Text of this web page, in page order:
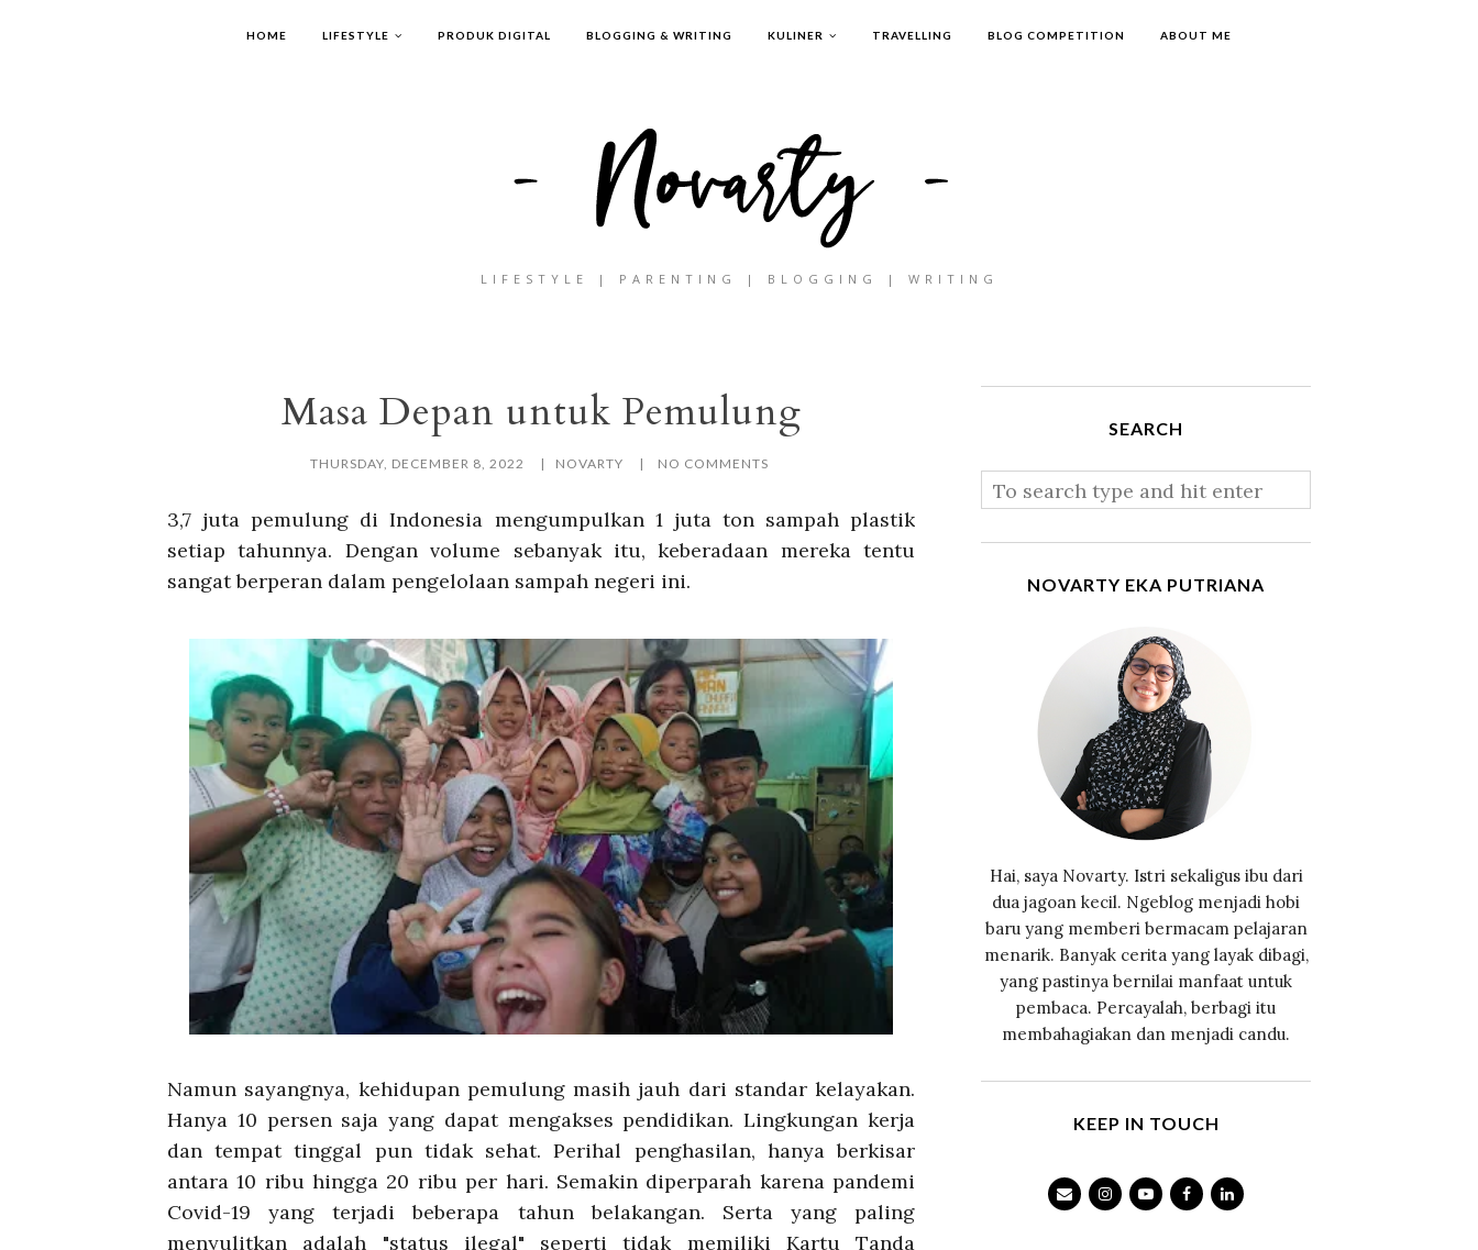
HOME LIFESTYLE PRODUK DIGITAL BLOGGING & WRITING KULINER TRAVELLING BLOG COMPETITION ABOUT ME
LIFESTYLE | PARENTING | BLOGGING | WRITING
Masa Depan untuk Pemulung
THURSDAY, DECEMBER 8, 2022 NOVARTY NO COMMENTS
3,7 juta pemulung di Indonesia mengumpulkan 1 juta ton sampah plastik
setiap tahunnya. Dengan volume sebanyak itu, keberadaan mereka tentu
sangat berperan dalam pengelolaan sampah negeri ini.
Namun sayangnya, kehidupan pemulung masih jauh dari standar kelayakan.
Hanya 10 persen saja yang dapat mengakses pendidikan. Lingkungan kerja
dan tempat tinggal pun tidak sehat. Perihal penghasilan, hanya berkisar
antara 10 ribu hingga 20 ribu per hari. Semakin diperparah karena pandemi
Covid-19 yang terjadi beberapa tahun belakangan. Serta yang paling
menyulitkan adalah "status ilegal" seperti tidak memiliki Kartu Tanda
SEARCH
NOVARTY EKA PUTRIANA
Hai, saya Novarty. Istri sekaligus ibu dari
dua jagoan kecil. Ngeblog menjadi hobi
baru yang memberi bermacam pelajaran
menarik. Banyak cerita yang layak dibagi,
yang pastinya bernilai manfaat untuk
pembaca. Percayalah, berbagi itu
membahagiakan dan menjadi candu.
KEEP IN TOUCH